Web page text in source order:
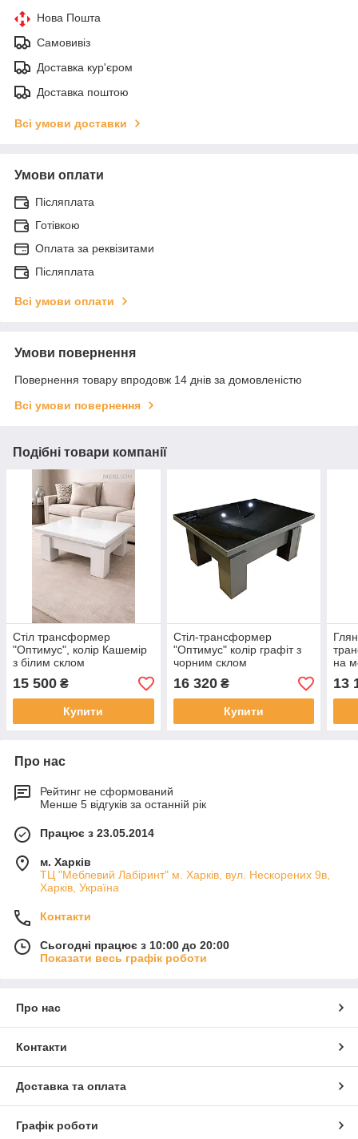
Нова Пошта
Самовивіз
Доставка кур'єром
Доставка поштою
Всі умови доставки
Умови оплати
Післяплата
Готівкою
Оплата за реквізитами
Післяплата
Всі умови оплати
Умови повернення
Повернення товару впродовж 14 днів за домовленістю
Всі умови повернення
Подібні товари компанії
Стіл трансформер
"Оптимус", колір Кашемір
з бiлим склом
15 500 ₴
Купити
Стіл-трансформер
"Оптимус" колір графіт з
чорним склом
16 320₴
Купити
на
13
Про нас
Рейтинг не сформований
Менше 5 відгуків за останній рік
Працює з 23.05.2014
м. Харків
ТЦ "Меблевий Лабіринт" м. Харків, вул. Нескорених 9в,
Харків, Україна
Контакти
Сьогодні працює з 10:00 до 20:00
Показати весь графік роботи
Про нас
Контакти
Доставка та оплата
Графік роботи